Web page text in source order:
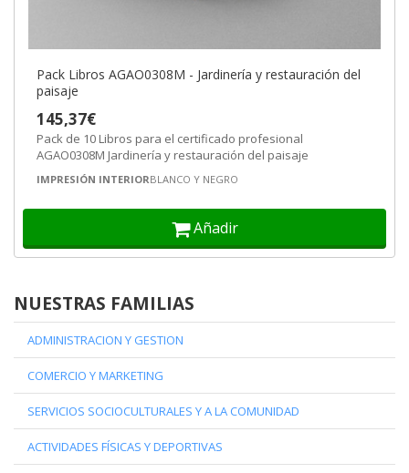
Pack Libros AGAO0308M - Jardinería y restauración del
paisaje
145,37€
Pack de 10 Libros para el certificado profesional
AGAO0308M Jardinería y restauración del paisaje
IMPRESIÓN INTERIORBLANCO Y NEGRO
Añadir
NUESTRAS FAMILIAS
ADMINISTRACION Y GESTION
COMERCIO Y MARKETING
SERVICIOS SOCIOCULTURALES Y A LA COMUNIDAD
ACTIVIDADES FÍSICAS Y DEPORTIVAS